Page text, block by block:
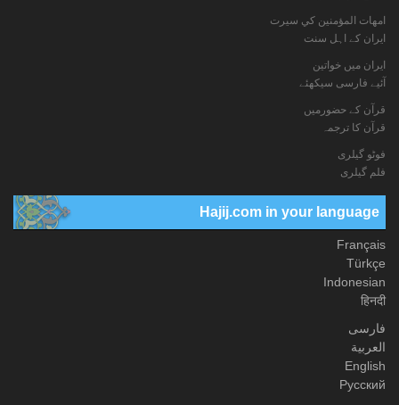
امهات المؤمنين كي سيرت
ایران کے اہل سنت
ایران میں خواتین
آئیے فارسی سیکھئے
قرآن کے حضورمیں
قرآن کا ترجمہ
فوٹو گيلری
فلم گیلری
Hajij.com in your language
Français
Türkçe
Indonesian
हिनदी
فارسی
العربیة
English
Русский